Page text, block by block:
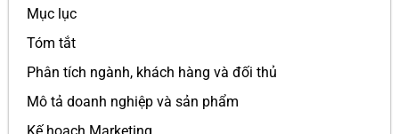
Mục lục
Tóm tắt
Phân tích ngành, khách hàng và đối thủ
Mô tả doanh nghiệp và sản phẩm
Kế hoạch Marketing